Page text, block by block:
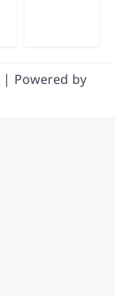
| Powered by